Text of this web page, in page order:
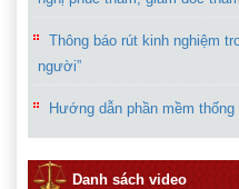
Thông báo rút kinh nghiệm
người”
Hướng dẫn phần mềm
Danh sách video